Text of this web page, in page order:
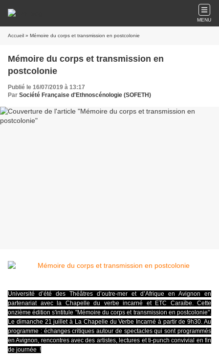
MENU
Accueil » Mémoire du corps et transmission en postcolonie
Mémoire du corps et transmission en
postcolonie
Publié le 16/07/2019 à 13:17
Par Société Française d'Ethnoscénologie (SOFETH)
Université d’été des Théâtres d’outre-mer et d’Afrique en Avignon en
partenariat avec la Chapelle du verbe incarné et ETC Caraïbe. Cette
onzième édition s'intitule "Mémoire du corps et transmission en postcolonie".
Le dimanche 21 juillet à La Chapelle du Verbe Incarné à partir de 9h30. Au
programme : échanges critiques autour de spectacles qui sont programmés
en Avignon, rencontres avec des artistes, lectures et ti-punch convivial en fin
de journée !